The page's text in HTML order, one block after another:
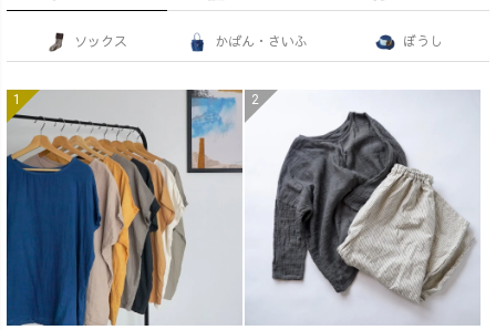
ソックス かばん・さいふ ぼうし